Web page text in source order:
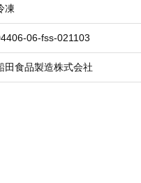
凍
06-fss-021103
田食品製造株式会社